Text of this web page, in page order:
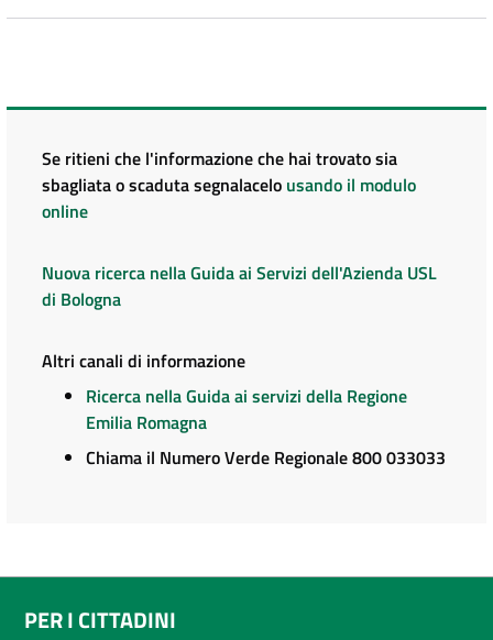
Se ritieni che l'informazione che hai trovato sia
sbagliata o scaduta segnalacelo usando il modulo
online
Nuova ricerca nella Guida ai Servizi dell'Azienda USL
di Bologna
Altri canali di informazione
Ricerca nella Guida ai servizi della Regione
Emilia Romagna
Chiama il Numero Verde Regionale 800 033033
PER I CITTADINI